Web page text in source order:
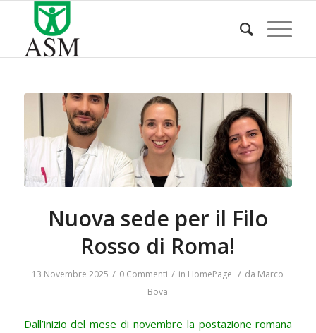
Nuova sede per il Filo
Rosso di Roma!
13 Novembre 2025 / 0 Commenti / in HomePage / da Marco
Bova
Dall’inizio del mese di novembre la postazione romana